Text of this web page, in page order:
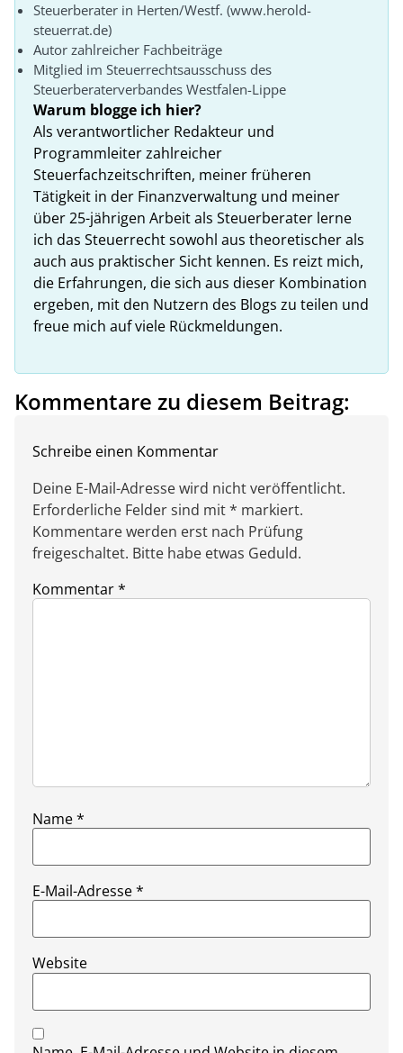
Steuerberater in Herten/Westf. (www.herold-
steuerrat.de)
Autor zahlreicher Fachbeiträge
Mitglied im Steuerrechtsausschuss des
Steuerberaterverbandes Westfalen-Lippe
Warum blogge ich hier?
Als verantwortlicher Redakteur und
Programmleiter zahlreicher
Steuerfachzeitschriften, meiner früheren
Tätigkeit in der Finanzverwaltung und meiner
über 25-jährigen Arbeit als Steuerberater lerne
ich das Steuerrecht sowohl aus theoretischer als
auch aus praktischer Sicht kennen. Es reizt mich,
die Erfahrungen, die sich aus dieser Kombination
ergeben, mit den Nutzern des Blogs zu teilen und
freue mich auf viele Rückmeldungen.
Kommentare zu diesem Beitrag:
Schreibe einen Kommentar
Deine E-Mail-Adresse wird nicht veröffentlicht.
Erforderliche Felder sind mit * markiert.
Kommentare werden erst nach Prüfung
freigeschaltet. Bitte habe etwas Geduld.
Kommentar*
Name*
E-Mail-Adresse*
Website